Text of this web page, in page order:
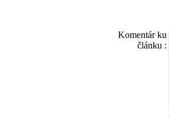
Komentár ku
článku :